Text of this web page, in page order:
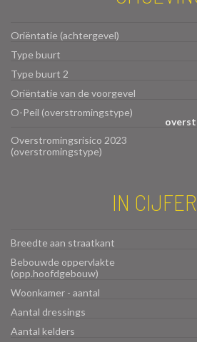
Oriëntatie (achtergevel)
Type buurt
Type buurt 2
Oriëntatie van de voorgevel
O-Peil (overstromingstype)
Overstromingsrisico 2023
(overstromingstype)
IN
Breedte aan straatkant
Bebouwde oppervlakte
(opp.hoofdgebouw)
Woonkamer - aantal
Aantal dressings
Aantal kelders